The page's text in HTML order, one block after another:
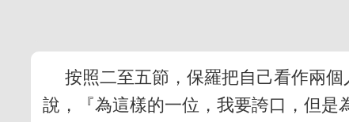
按照二至五節，保羅把自己看作兩
說，『為這樣的一位，我要誇口，但是